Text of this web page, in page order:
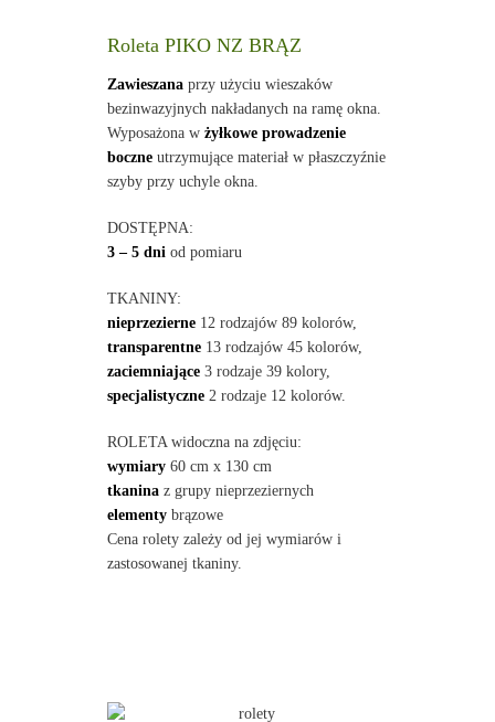
Roleta PIKO NZ BRĄZ
Zawieszanaprzy użyciu wieszaków
bezinwazyjnych nakładanych na ramę okna.
Wyposażona w żyłkowe prowadzenie
boczneutrzymujące materiał w płaszczyźnie
szyby przy uchyle okna.
DOSTĘPNA:
3 – 5 dni od pomiaru
TKANINY:
nieprzezierne12 rodzajów 89 kolorów,
transparentne13 rodzajów 45 kolorów,
zaciemniające3 rodzaje 39 kolory,
specjalistyczne2 rodzaje 12 kolorów.
ROLETA widoczna na zdjęciu:
wymiary60 cm x 130 cm
tkaninaz grupy nieprzeziernych
elementybrązowe
Cena rolety zależy od jej wymiarów i
zastosowanej tkaniny.